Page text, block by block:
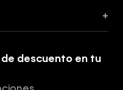
+
de descuento en tu